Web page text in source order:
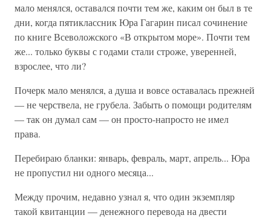
мало менялся, оставался почти тем же, каким он был в те
дни, когда пятиклассник Юра Гагарин писал сочинение
по книге Всеволожского «В открытом море». Почти тем
же... только буквы с годами стали строже, уверенней,
взрослее, что ли?
Почерк мало менялся, а душа и вовсе оставалась прежней
— не черствела, не грубела. Забыть о помощи родителям
— так он думал сам — он просто-напросто не имел
права.
Перебираю бланки: январь, февраль, март, апрель... Юра
не пропустил ни одного месяца...
Между прочим, недавно узнал я, что один экземпляр
такой квитанции — денежного перевода на двести